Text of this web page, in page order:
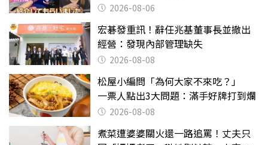
2026-08-06
宏碁發重訊！辭任兆基董事長並撤出
經營：發現內部管理缺失
2026-08-08
松屋小編問「為何大家不來吃？」
一票人點出3大問題：滿手好牌打到爛
2026-08-08
煮菜遭婆婆關火還一路追罵！丈夫只